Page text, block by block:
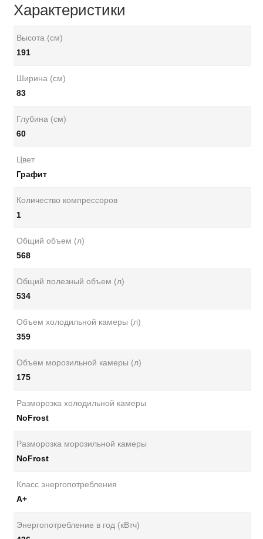
Характеристики
Высота (см)
191
Ширина (см)
83
Глубина (см)
60
Цвет
Графит
Количество компрессоров
1
Общий объем (л)
568
Общий полезный объем (л)
534
Объем холодильной камеры (л)
359
Объем морозильной камеры (л)
175
Разморозка холодильной камеры
NoFrost
Разморозка морозильной камеры
NoFrost
Класс энергопотребления
А+
Энергопотребление в год (кВтч)